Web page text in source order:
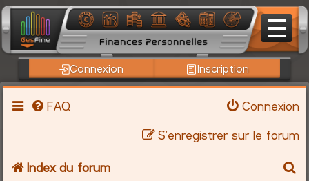
Connexion Inscription
FAQ
Connexion
S’enregistrer sur le forum
Index du forum